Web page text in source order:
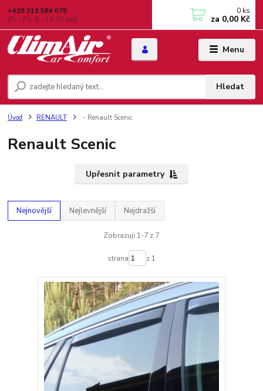
Menu
Hledat
+420 313 564 078
(Po - Pá: 6 - 14:30 hod)
0 ks
za 0,00 Kč
Úvod RENAULT - Renault Scenic
Renault Scenic
Upřesnit parametry
Nejnovější Nejlevnější Nejdražší
Zobrazuji 1-7 z 7
strana z 1